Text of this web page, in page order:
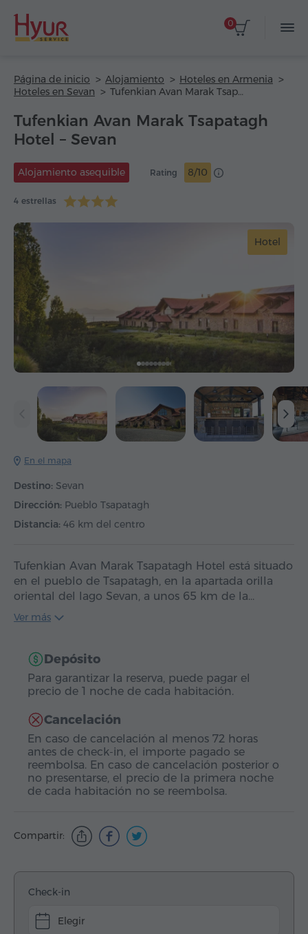
0
Página de inicio Alojamiento
Hoteles en Armenia
Hoteles en Sevan
Tufenkian Avan Marak Tsapatagh Hotel
Tufenkian Avan Marak Tsapatagh
Hotel – Sevan
Alojamiento asequible
4 estrellas
Rating 8/10
Hotel
En el mapa
Destino: Sevan
Dirección: Pueblo Tsapatagh
Distancia: 46 km del centro
Tufenkian Avan Marak Tsapatagh Hotel está situado
en el pueblo de Tsapatagh, en la apartada orilla
oriental del lago Sevan, a unos 65 km de la…
Ver más
Depósito
Para garantizar la reserva, puede pagar el
precio de 1 noche de cada habitación.
Cancelación
En caso de cancelación al menos 72 horas
antes de check-in, el importe pagado se
reembolsa. En caso de cancelación posterior o
no presentarse, el precio de la primera noche
de cada habitación no se reembolsa.
Compartir:
Check-in
Elegir